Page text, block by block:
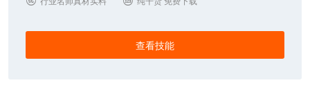
查看技能